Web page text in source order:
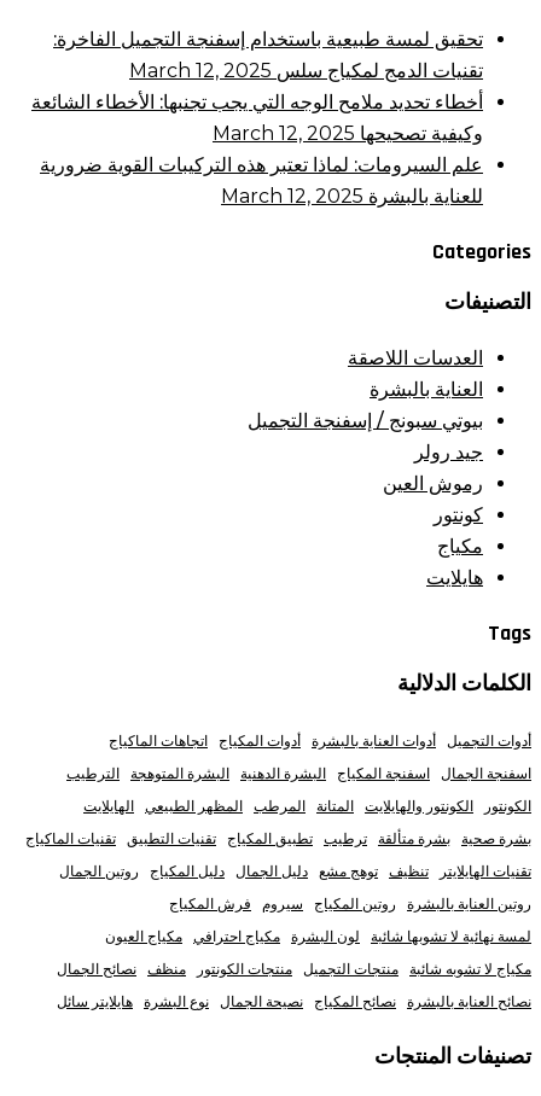
تحقيق لمسة طبيعية باستخدام إسفنجة التجميل الفاخرة:
تقنيات الدمج لمكياج سلس March 12, 2025
أخطاء تحديد ملامح الوجه التي يجب تجنبها: الأخطاء الشائعة
وكيفية تصحيحها March 12, 2025
علم السيرومات: لماذا تعتبر هذه التركيبات القوية ضرورية
للعناية بالبشرة March 12, 2025
Categories
التصنيفات
العدسات اللاصقة
العناية بالبشرة
بيوتي سبونج / إسفنجة التجميل
جيد رولر
رموش العين
كونتور
مكياج
هايلايت
Tags
الكلمات الدلالية
أدوات التجميل أدوات العناية بالبشرة أدوات المكياج
اتجاهات الماكياج
اسفنجة الجمال اسفنجة المكياج البشرة الدهنية البشرة المتوهجة الترطيب
الكونتور
الكونتور والهايلايت المتانة المرطب المظهر الطبيعي الهايلايت
بشرة صحية بشرة متألقة ترطيب تطبيق المكياج تقنيات التطبيق تقنيات الماكياج
تقنيات الهايلايتر
تنظيف توهج مشع دليل الجمال دليل المكياج
روتين الجمال
روتين العناية بالبشرة
روتين المكياج سيروم
فرش المكياج
لمسة نهائية لا تشوبها شائبة
لون البشرة مكياج احترافي مكياج العيون
مكياج لا تشوبه شائبة منتجات التجميل منتجات الكونتور منظف نصائح الجمال
نصائح العناية بالبشرة نصائح المكياج نصيحة الجمال نوع البشرة هايلايتر سائل
تصنيفات المنتجات